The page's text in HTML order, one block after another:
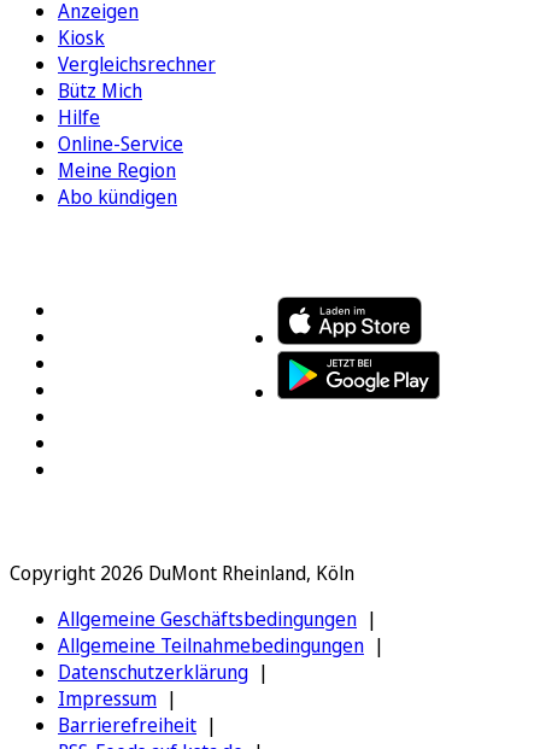
Anzeigen
Kiosk
Vergleichsrechner
Bütz Mich
Hilfe
Online-Service
Meine Region
Abo kündigen
Copyright 2026 DuMont Rheinland, Köln
Allgemeine Geschäftsbedingungen
Allgemeine Teilnahmebedingungen
Datenschutzerklärung
Impressum
Barrierefreiheit